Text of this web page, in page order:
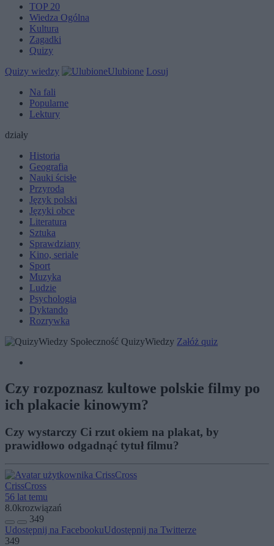
TOP 20
Wiedza Ogólna
Kultura
Zagadki
Quizy
Quizy wiedzy
Ulubione Losuj
Na fali
Popularne
Lektury
działy
Historia
Geografia
Nauki ścisłe
Przyroda
Język polski
Języki obce
Literatura
Sztuka
Sprawdziany
Kino, seriale
Sport
Muzyka
Ludzie
Psychologia
Dyktando
Rozrywka
Społeczność QuizyWiedzy Załóż quiz
Czy rozpoznasz kultowe polskie filmy po
ich plakacie kinowym?
Czy wystarczy Ci rzut okiem na plakat, by
prawidłowo odgadnąć tytuł filmu?
CrissCross
56 lat temu
8.0krozwiązań
349
Udostępnij na FacebookuUdostępnij na Twitterze
349